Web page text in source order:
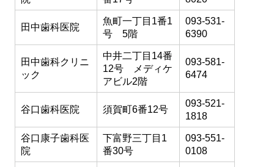
田中歯科医院
魚町一丁目1番1
号 5階
093-531-
6390
田中歯科クリニ
ック
中井二丁目14番
12号 メディケ
アビル2階
093-581-
6474
谷口歯科医院 須賀町6番12号
093-521-
1818
谷口康子歯科医
院
下富野三丁目1
番30号
093-551-
0108